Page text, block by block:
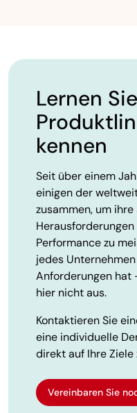
Lernen
kennen
Seit über einem
einigen der
zusammen, um
Performance zu
jedes
Anforderungen hat
hier nicht aus.
Kontaktieren Sie
eine individuelle
direkt auf Ihre
Vereinbaren Sie